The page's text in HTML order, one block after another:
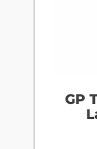
GP